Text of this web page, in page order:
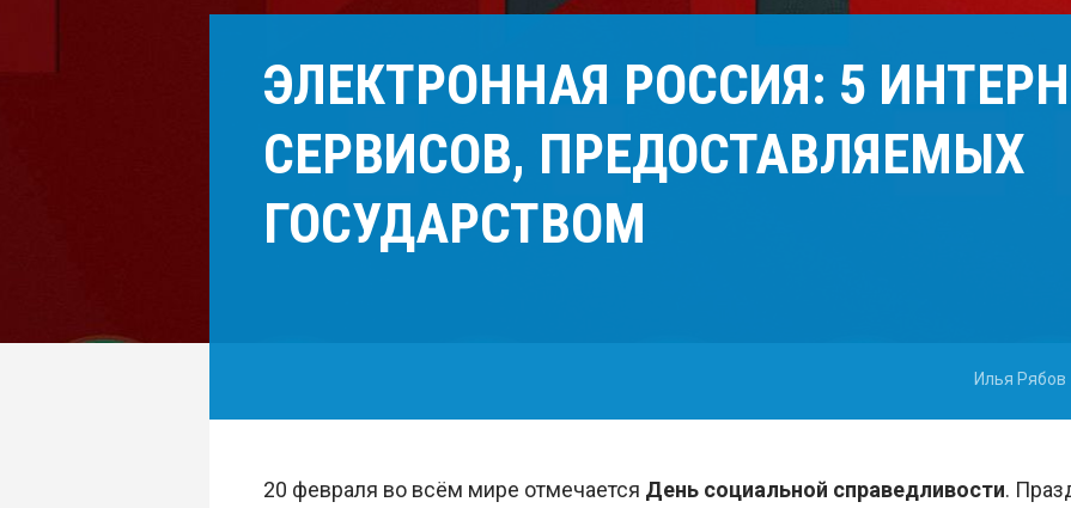
ЭЛЕКТРОННАЯ РОССИЯ: 5
СЕРВИСОВ, ПРЕДОСТАВЛЯЕМЫХ
ГОСУДАРСТВОМ
Илья Рябов
20 февраля во всём мире отмечается День социальной справедливости.